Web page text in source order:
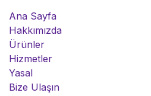
Ana Sayfa
Hakkımızda
Ürünler
Hizmetler
Yasal
Bize Ulaşın